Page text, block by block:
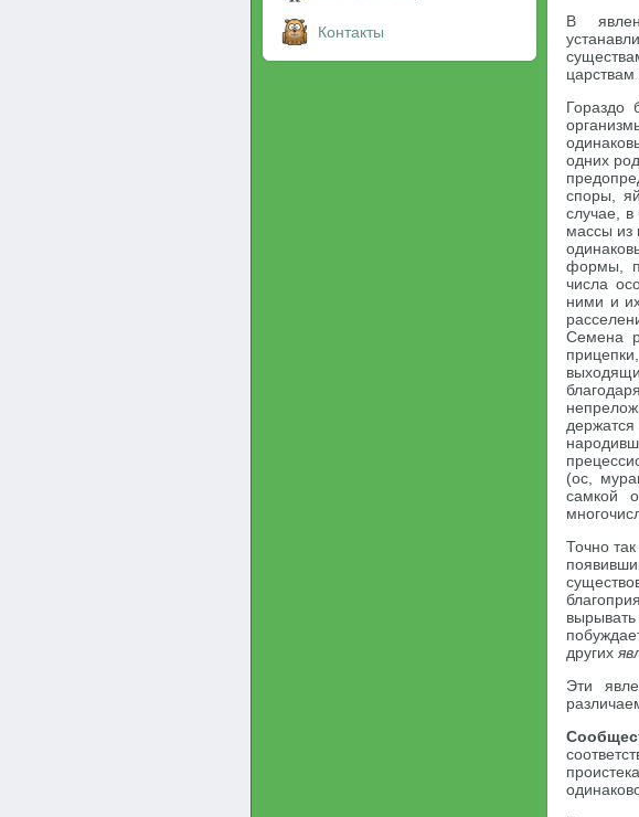
Контакты
В
царствам
Гораздо
одних
споры,
случае, в
массы из
формы,
числа
ними и
Семена
(ос,
самкой
Точно
других
Эти